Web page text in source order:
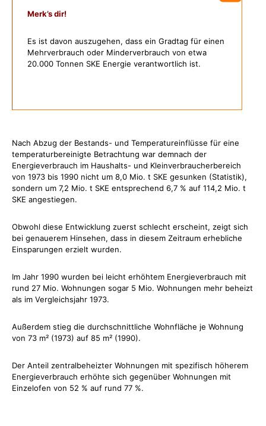
Merk’s dir!
Es ist davon auszugehen, dass ein Gradtag für einen
Mehrverbrauch oder Minderverbrauch von etwa
20.000 Tonnen SKE Energie verantwortlich ist.
Nach Abzug der Bestands- und Temperatureinflüsse für eine
temperaturbereinigte Betrachtung war demnach der
Energieverbrauch im Haushalts- und Kleinverbraucherbereich
von 1973 bis 1990 nicht um 8,0 Mio. t SKE gesunken (Statistik),
sondern um 7,2 Mio. t SKE entsprechend 6,7 % auf 114,2 Mio. t
SKE angestiegen.
Obwohl diese Entwicklung zuerst schlecht erscheint, zeigt sich
bei genauerem Hinsehen, dass in diesem Zeitraum erhebliche
Einsparungen erzielt wurden.
Im Jahr 1990 wurden bei leicht erhöhtem Energieverbrauch mit
rund 27 Mio. Wohnungen sogar 5 Mio. Wohnungen mehr beheizt
als im Vergleichsjahr 1973.
Außerdem stieg die durchschnittliche Wohnfläche je Wohnung
von 73 m² (1973) auf 85 m² (1990).
Der Anteil zentralbeheizter Wohnungen mit spezifisch höherem
Energieverbrauch erhöhte sich gegenüber Wohnungen mit
Einzelofen von 52 % auf rund 77 %.